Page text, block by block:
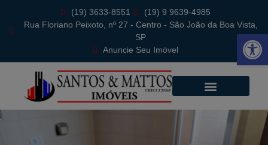
Abrir
(19) 3633-8551
(19) 9 9639-4985
Rua Floriano Peixoto, nº 27 - Centro - São João da Boa Vista,
SP
Anuncie Seu Imóvel